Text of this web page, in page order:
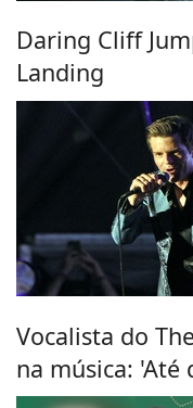
Daring Cliff
Landing
Vocalista do
na música: 'Até